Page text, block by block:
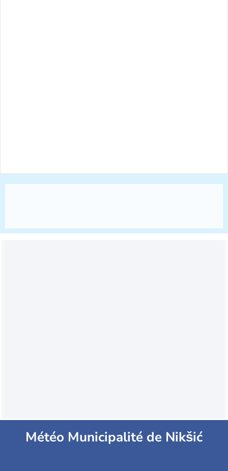
Météo Municipalité de Nikšić